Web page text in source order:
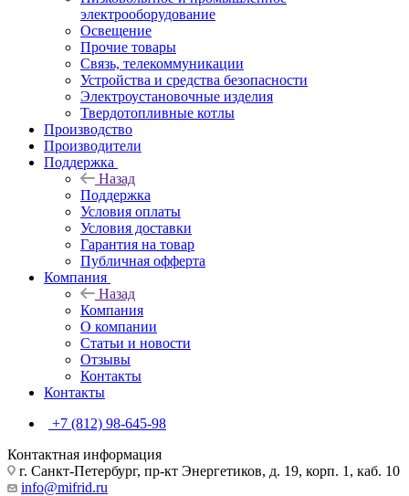
электрооборудование
Освещение
Прочие товары
Связь, телекоммуникации
Устройства и средства безопасности
Электроустановочные изделия
Твердотопливные котлы
Производство
Производители
Поддержка
Назад
Поддержка
Условия оплаты
Условия доставки
Гарантия на товар
Публичная офферта
Компания
Назад
Компания
О компании
Статьи и новости
Отзывы
Контакты
Контакты
+7 (812) 98-645-98
Контактная информация
г. Санкт-Петербург, пр-кт Энергетиков, д. 19, корп. 1, каб. 10
info@mifrid.ru